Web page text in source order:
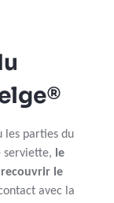
les parties du
serviette, le
recouvrir le
avec la